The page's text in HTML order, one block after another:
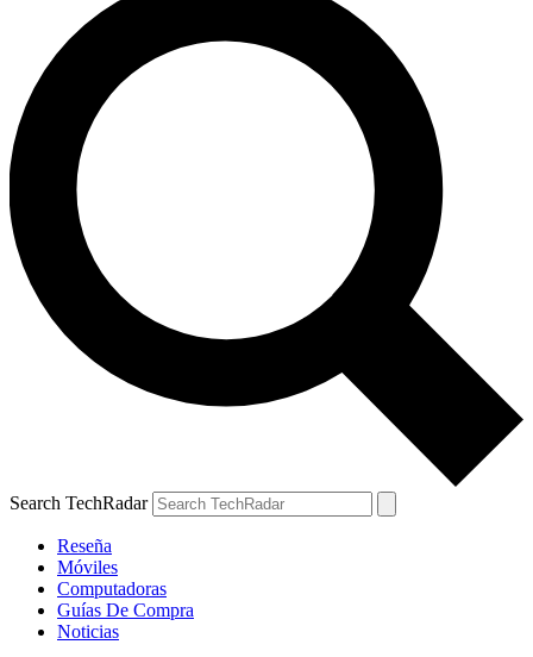
Search TechRadar
Reseña
Móviles
Computadoras
Guías De Compra
Noticias